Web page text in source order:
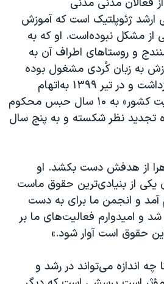
فعالان مدنی مدنی
ارشد ژئوپلتیک است که آموزش
از مشکل نبوده‌است. او که به
سنندج و روستا‌های اطراف آن به
به زبان کُردی مشغول بوده
است در خرداد ۱۳۹۸ بازداشت و در تیر ۱۳۹۹ به‌اتهام
«تشکیل گروه علیه امنیت کشور» به ۱۰ سال حبس محکوم
تجدید نظر شکسته و به پنج سال
از هدفش دست بکشد. او
یکی از بنیادی‌ترین حقوق ماست
آمد و انجمن ما برای به دست
و‌ امیدوارم فعالیت‌های ما بر
حقوق است آوار شود.»
اندازه می‌تواند در رشد و